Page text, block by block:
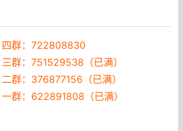
四群：722808830
三群：751529538（已满）
二群：376877156（已满）
一群：622891808（已满）